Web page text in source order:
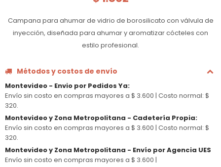
Campana para ahumar de vidrio de borosilicato con válvula de
inyección, diseñada para ahumar y aromatizar cócteles con
estilo profesional.
Métodos y costos de envío
Montevideo - Envio por Pedidos Ya:
Envío sin costo en compras mayores a $ 3.600 | Costo normal: $
320.
Montevideo y Zona Metropolitana - Cadetería Propia:
Envío sin costo en compras mayores a $ 3.600 | Costo normal: $
320.
Montevideo y Zona Metropolitana - Envío por Agencia UES
Envío sin costo en compras mayores a $ 3.600 |